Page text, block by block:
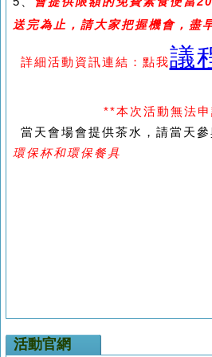
送完為止，請大家把握機會，盡
詳細活動資訊連結：點我議
**本次活動無法
當天會場會提供茶水，請當天參
環保杯和環保餐具
活動官網